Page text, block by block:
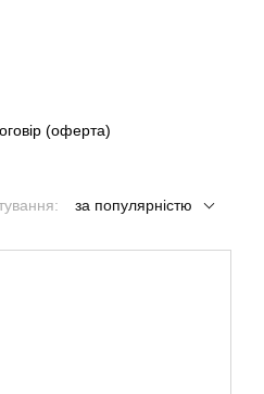
(оферта)
за популярністю